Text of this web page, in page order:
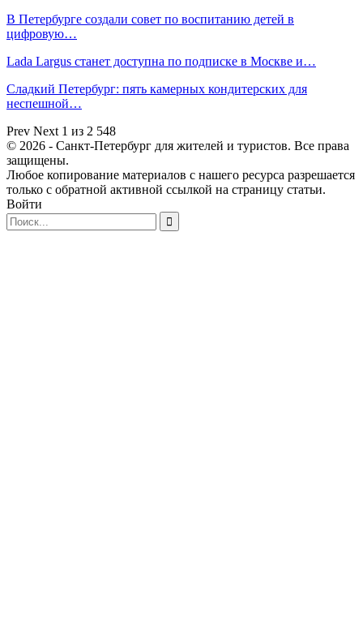
В Петербурге создали совет по воспитанию детей в
цифровую…
Lada Largus станет доступна по подписке в Москве и…
Сладкий Петербург: пять камерных кондитерских для
неспешной…
Prev Next 1 из 2 548
© 2026 - Санкт-Петербург для жителей и туристов. Все права
защищены.
Любое копирование материалов с нашего ресурса разрешается
только с обратной активной ссылкой на страницу статьи.
Войти